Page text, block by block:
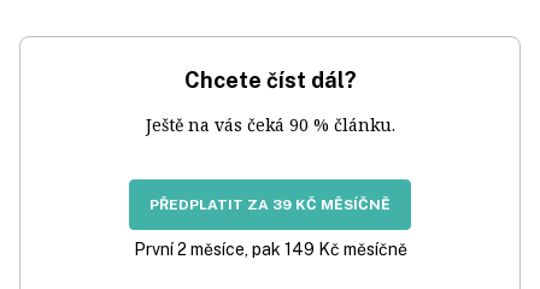
Chcete číst dál?
Ještě na vás čeká 90 % článku.
PŘEDPLATIT ZA 39 KČ MĚSÍČNĚ
První 2 měsíce, pak 149 Kč měsíčně